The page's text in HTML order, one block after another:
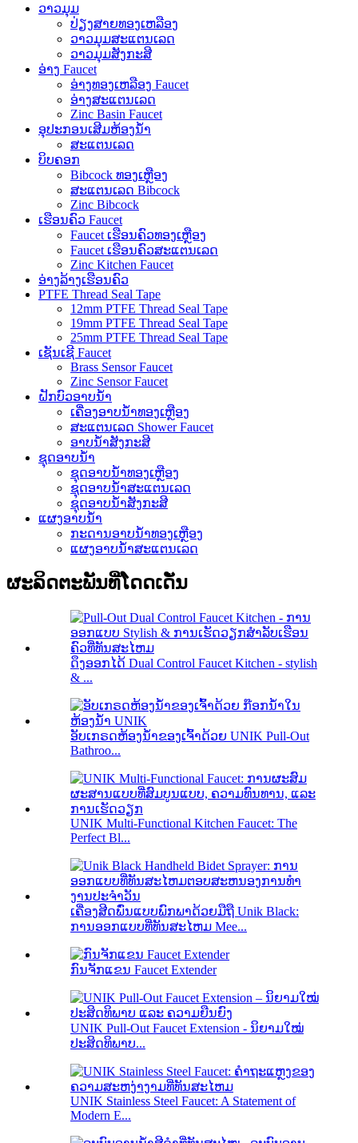
ວາວມຸມ
ປ່ຽງສາຍທອງເຫລືອງ
ວາວມຸມສະແຕນເລດ
ວາວມຸມສັງກະສີ
ອ່າງ Faucet
ອ່າງທອງເຫລືອງ Faucet
ອ່າງສະແຕນເລດ
Zinc Basin Faucet
ອຸປະກອນເສີມຫ້ອງນ້ໍາ
ສະແຕນເລດ
ບິບຄອກ
Bibcock ທອງເຫຼືອງ
ສະແຕນເລດ Bibcock
Zinc Bibcock
ເຮືອນຄົວ Faucet
Faucet ເຮືອນຄົວທອງເຫຼືອງ
Faucet ເຮືອນຄົວສະແຕນເລດ
Zinc Kitchen Faucet
ອ່າງລ້າງເຮືອນຄົວ
PTFE Thread Seal Tape
12mm PTFE Thread Seal Tape
19mm PTFE Thread Seal Tape
25mm PTFE Thread Seal Tape
ເຊັນເຊີ Faucet
Brass Sensor Faucet
Zinc Sensor Faucet
ຝັກບົວອາບນໍ້າ
ເຄື່ອງອາບນໍ້າທອງເຫຼືອງ
ສະແຕນເລດ Shower Faucet
ອາບນ້ໍາສັງກະສີ
ຊຸດອາບນໍ້າ
ຊຸດອາບນ້ໍາທອງເຫຼືອງ
ຊຸດອາບນ້ໍາສະແຕນເລດ
ຊຸດອາບນ້ໍາສັງກະສີ
ແຜງອາບນ້ໍາ
ກະດານອາບນ້ໍາທອງເຫຼືອງ
ແຜງອາບນ້ໍາສະແຕນເລດ
ຜະລິດຕະພັນທີ່ໂດດເດັ່ນ
ດຶງອອກໄດ້ Dual Control Faucet Kitchen - stylish
& ...
ອັບເກຣດຫ້ອງນ້ຳຂອງເຈົ້າດ້ວຍ UNIK Pull-Out
Bathroo...
UNIK Multi-Functional Kitchen Faucet: The
Perfect Bl...
ເຄື່ອງສີດພົ່ນແບບພົກພາດ້ວຍມືຖື Unik Black:
ການອອກແບບທີ່ທັນສະໄຫມ Mee...
ກົນຈັກແຂນ Faucet Extender
UNIK Pull-Out Faucet Extension - ນິຍາມໃໝ່
ປະສິດທິພາບ...
UNIK Stainless Steel Faucet: A Statement of
Modern E...